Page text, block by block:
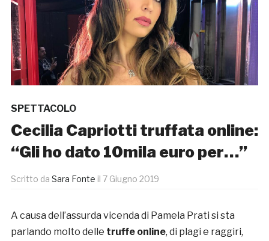
SPETTACOLO
Cecilia Capriotti truffata online:
“Gli ho dato 10mila euro per…”
Scritto da Sara Fonte il 7 Giugno 2019
A causa dell’assurda vicenda di Pamela Prati si sta
parlando molto delle truffe online, di plagi e raggiri,